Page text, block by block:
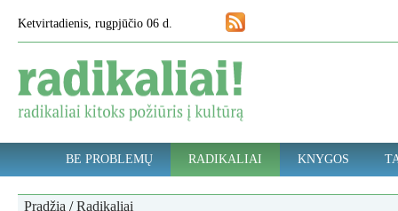
Ketvirtadienis, rugpjūčio 06 d.
BE PROBLEMŲ RADIKALIAI KNYGOS
Pradžia /Radikaliai